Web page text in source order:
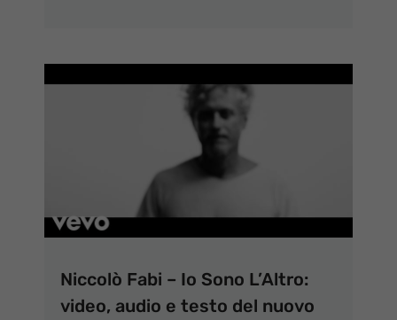
Niccolò Fabi – Io Sono L’Altro:
video, audio e testo del nuovo